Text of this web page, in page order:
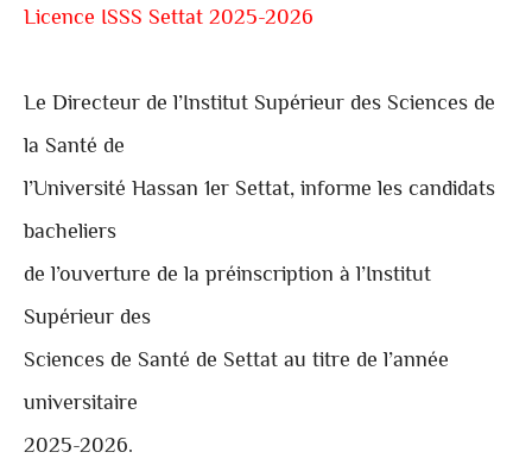
Licence ISSS Settat 2025-2026
Le Directeur de l’Institut Supérieur des Sciences de
la Santé de
l’Université Hassan 1er Settat, informe les candidats
bacheliers
de l’ouverture de la préinscription à l’Institut
Supérieur des
Sciences de Santé de Settat au titre de l’année
universitaire
2025-2026.